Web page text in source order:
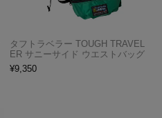
タフトラベラー TOUGH TRAVEL
ER サニーサイド ウエストバッグ
¥9,350